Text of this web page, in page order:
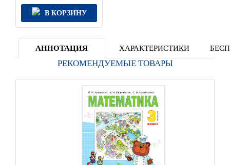
В КОРЗИНУ
АННОТАЦИЯ ХАРАКТЕРИСТИКИ
РЕКОМЕНДУЕМЫЕ ТОВАРЫ